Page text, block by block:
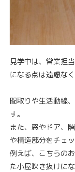
見学中は、営業担
になる点は遠慮な
間取りや生活動線
す。
また、窓やドア、
や構造部分をチェ
例えば、こちらの
た小屋吹き抜けに